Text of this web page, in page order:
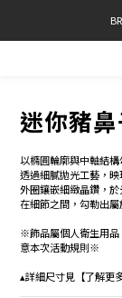
迷你豬
以橢圓輪廓與中軸結
透過細膩拋光工藝，
外圈鑲嵌細緻晶鑽，
在細節之間，勾勒出
※飾品屬個人衛生用品
意本次活動規則※
▴詳細尺寸見【了解更多